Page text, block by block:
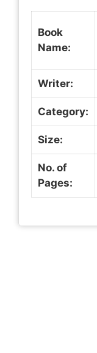
Book
Name:
Writer:
Category:
Size:
No. of
Pages: